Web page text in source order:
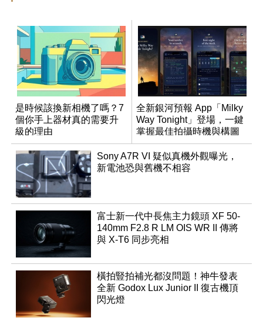
是時候該換新相機了嗎？7
個你手上器材真的需要升
級的理由
全新銀河預報 App「Milky
Way Tonight」登場，一鍵
掌握最佳拍攝時機與構圖
Sony A7R VI 疑似真機外觀曝光，
新電池恐與舊機不相容
富士新一代中長焦主力鏡頭 XF 50-
140mm F2.8 R LM OIS WR II 傳將
與 X-T6 同步亮相
橫拍豎拍補光都沒問題！神牛發表
全新 Godox Lux Junior II 復古機頂
閃光燈